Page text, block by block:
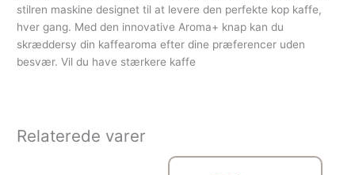
stilren maskine designet til at levere den perfekte kop kaffe,
hver gang. Med den innovative Aroma+ knap kan du
skræddersy din kaffearoma efter dine præferencer uden
besvær. Vil du have stærkere kaffe
Relaterede varer